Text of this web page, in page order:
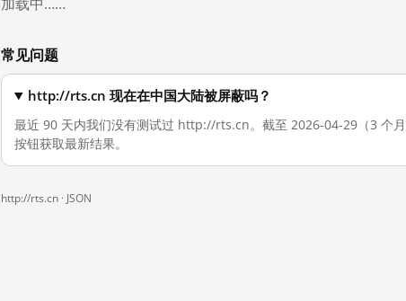
常见问题
http://rts.cn 现在在中国大陆被屏蔽吗？
最近 90 天内我们没有测试过 http://rts.cn。截至 2026-04-29（3 个
按钮获取最新结果。
http://rts.cn · JSON